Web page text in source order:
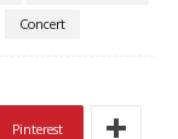
Concert
Pinterest